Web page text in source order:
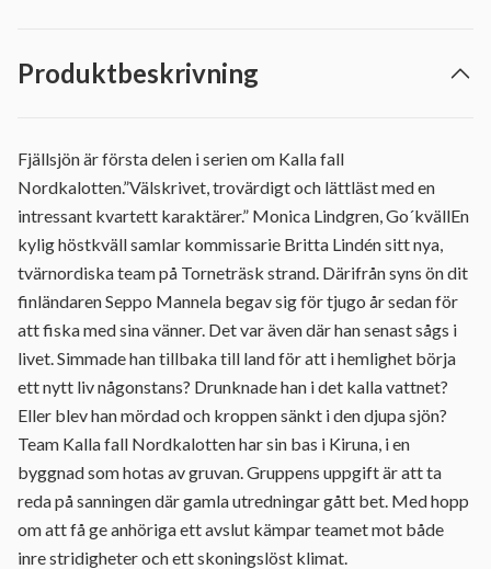
Produktbeskrivning
Fjällsjön är första delen i serien om Kalla fall
Nordkalotten.”Välskrivet, trovärdigt och lättläst med en
intressant kvartett karaktärer.” Monica Lindgren, Go´kvällEn
kylig höstkväll samlar kommissarie Britta Lindén sitt nya,
tvärnordiska team på Torneträsk strand. Därifrån syns ön dit
finländaren Seppo Mannela begav sig för tjugo år sedan för
att fiska med sina vänner. Det var även där han senast sågs i
livet. Simmade han tillbaka till land för att i hemlighet börja
ett nytt liv någonstans? Drunknade han i det kalla vattnet?
Eller blev han mördad och kroppen sänkt i den djupa sjön?
Team Kalla fall Nordkalotten har sin bas i Kiruna, i en
byggnad som hotas av gruvan. Gruppens uppgift är att ta
reda på sanningen där gamla utredningar gått bet. Med hopp
om att få ge anhöriga ett avslut kämpar teamet mot både
inre stridigheter och ett skoningslöst klimat.